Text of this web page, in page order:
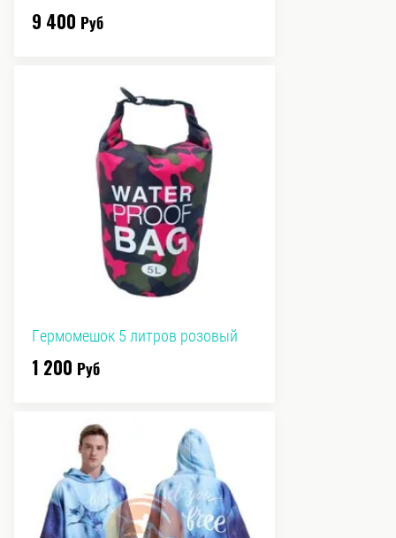
9 400 Руб
Гермомешок 5 литров розовый
1 200 Руб